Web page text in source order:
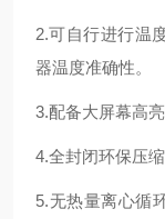
2.可自行进行温
器温度准确性。
3.配备大屏幕高
4.全封闭环保压缩
5.无热量离心循